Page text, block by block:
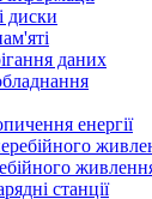
диски
даних
енергії
станції